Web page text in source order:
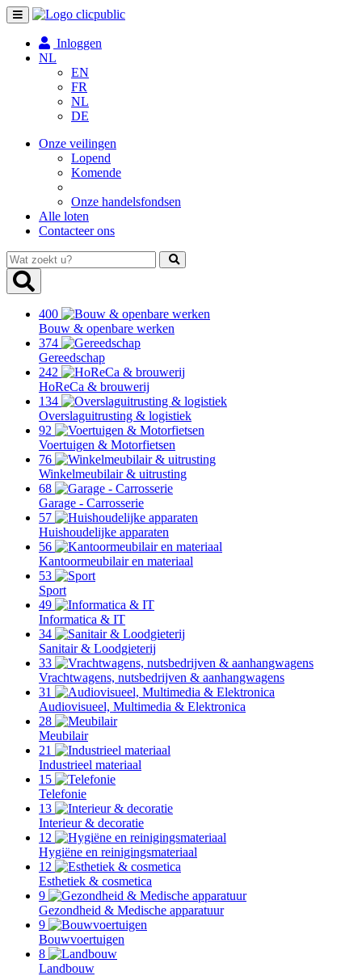
Toggle
navigation
Inloggen
NL
EN
FR
NL
DE
Onze veilingen
Lopend
Komende
Onze handelsfondsen
Alle loten
Contacteer ons
Wat
zoekt
u?
400
Bouw & openbare werken
374
Gereedschap
242
HoReCa & brouwerij
134
Overslaguitrusting & logistiek
92
Voertuigen & Motorfietsen
76
Winkelmeubilair & uitrusting
68
Garage - Carrosserie
57
Huishoudelijke apparaten
56
Kantoormeubilair en materiaal
53
Sport
49
Informatica & IT
34
Sanitair & Loodgieterij
33
Vrachtwagens, nutsbedrijven & aanhangwagens
31
Audiovisueel, Multimedia & Elektronica
28
Meubilair
21
Industrieel materiaal
15
Telefonie
13
Interieur & decoratie
12
Hygiëne en reinigingsmateriaal
12
Esthetiek & cosmetica
9
Gezondheid & Medische apparatuur
9
Bouwvoertuigen
8
Landbouw